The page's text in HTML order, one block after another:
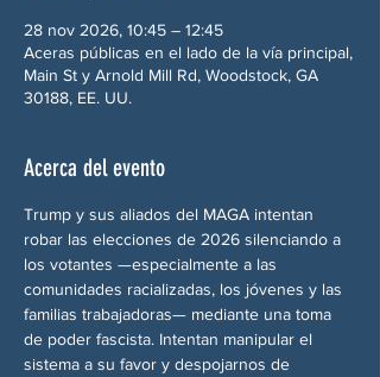
28 nov 2026, 10:45 – 12:45
Aceras públicas en el lado de la vía principal,
Main St y Arnold Mill Rd, Woodstock, GA
30188, EE. UU.
Acerca del evento
Trump y sus aliados del MAGA intentan
robar las elecciones de 2026 silenciando a
los votantes —especialmente a las
comunidades racializadas, los jóvenes y las
familias trabajadoras— mediante una toma
de poder fascista. Intentan manipular el
sistema a su favor y despojarnos de